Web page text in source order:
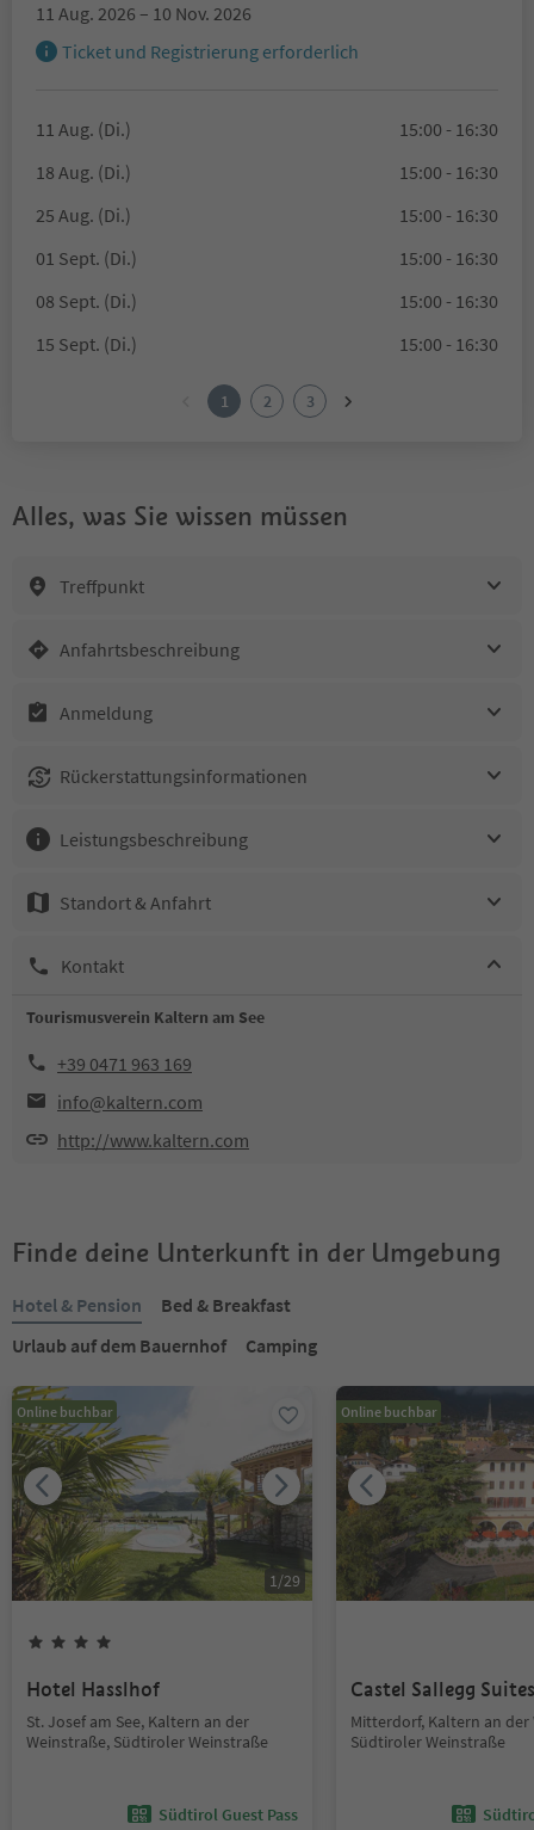
11 Aug. 2026 – 10 Nov. 2026
Ticket und Registrierung erforderlich
11 Aug. (Di.)
15:00 - 16:30
18 Aug. (Di.)
15:00 - 16:30
25 Aug. (Di.)
15:00 - 16:30
01 Sept. (Di.)
15:00 - 16:30
08 Sept. (Di.)
15:00 - 16:30
15 Sept. (Di.)
15:00 - 16:30
1 2 3
Alles, was Sie wissen müssen
Treffpunkt
Anfahrtsbeschreibung
Anmeldung
Rückerstattungsinformationen
Leistungsbeschreibung
Standort & Anfahrt
Kontakt
Tourismusverein Kaltern am See
+39 0471 963 169
info@kaltern.com
http://www.kaltern.com
Finde deine Unterkunft in der Umgebung
Hotel & Pension
Bed & Breakfast
Urlaub auf dem Bauernhof
Camping
Online buchbar
1/29
Hotel Hasslhof
St. Josef am See, Kaltern an der
Weinstraße, Südtiroler Weinstraße
Südtirol Guest Pass
Online buchbar
Castel Sallegg Suites
Mitterdorf, Kaltern an der
Südtiroler Weinstraße